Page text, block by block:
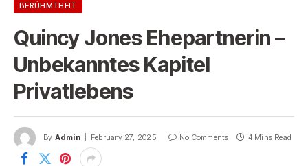
BERÜHMTHEIT
Quincy Jones Ehepartnerin –
Unbekanntes Kapitel
Privatlebens
By Admin February 27, 2025 No Comments 4 Mins Read